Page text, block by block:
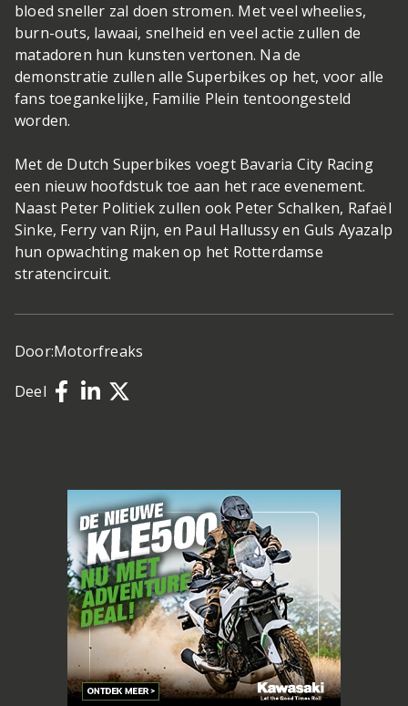
bloed sneller zal doen stromen. Met veel wheelies,
burn-outs, lawaai, snelheid en veel actie zullen de
matadoren hun kunsten vertonen. Na de
demonstratie zullen alle Superbikes op het, voor alle
fans toegankelijke, Familie Plein tentoongesteld
worden.
Met de Dutch Superbikes voegt Bavaria City Racing
een nieuw hoofdstuk toe aan het race evenement.
Naast Peter Politiek zullen ook Peter Schalken, Rafaël
Sinke, Ferry van Rijn, en Paul Hallussy en Guls Ayazalp
hun opwachting maken op het Rotterdamse
stratencircuit.
Door:Motorfreaks
Deel